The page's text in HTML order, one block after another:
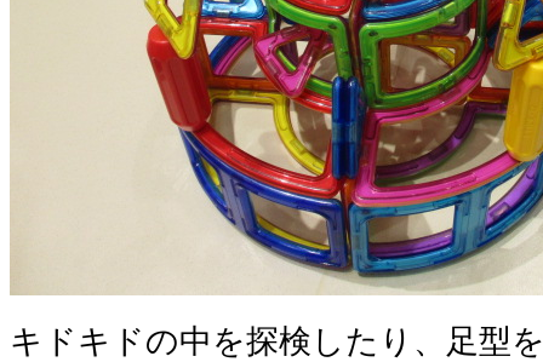
キドキドの中を探検したり、足型